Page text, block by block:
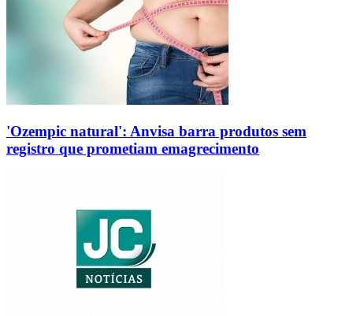
'Ozempic natural': Anvisa barra produtos sem
registro que prometiam emagrecimento